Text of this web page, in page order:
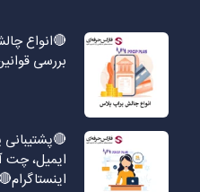
بررسی
ایمیل، چت
اینستاگرام🔴